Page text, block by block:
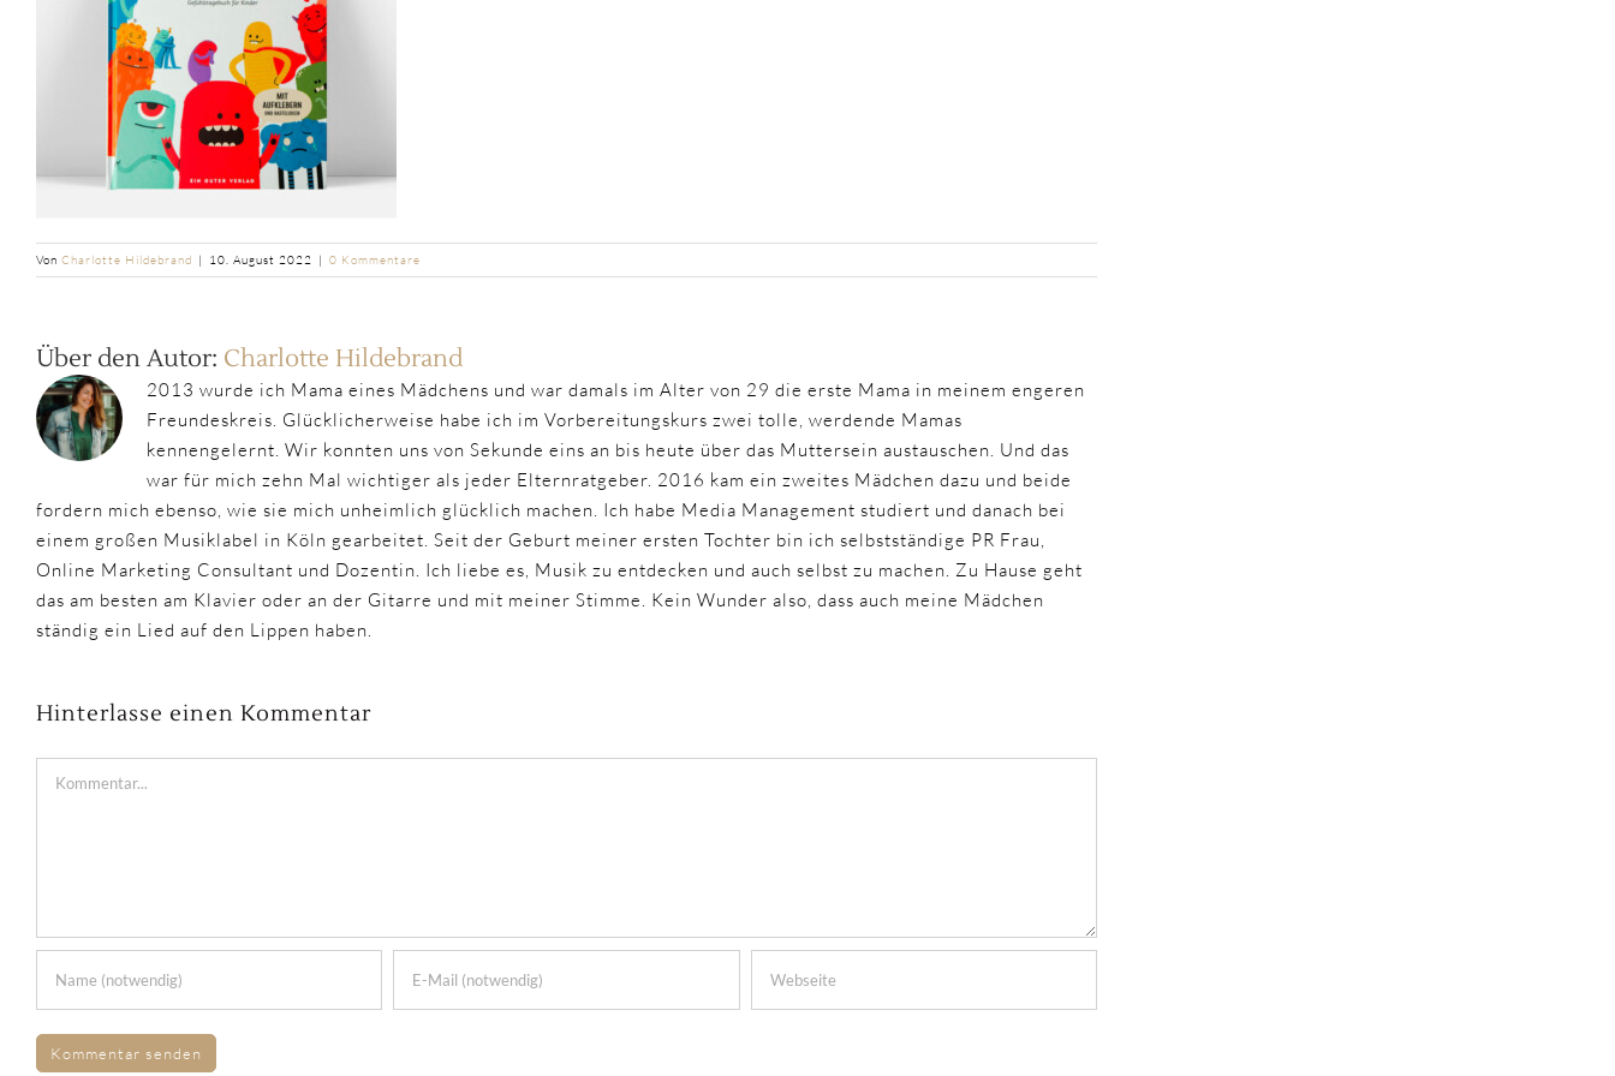
Von Charlotte Hildebrand | 10. August 2022 | 0 Kommentare
Über den Autor: Charlotte Hildebrand
2013 wurde ich Mama eines Mädchens und war damals im Alter von 29 die erste Mama in meinem engeren
Freundeskreis. Glücklicherweise habe ich im Vorbereitungskurs zwei tolle, werdende Mamas
kennengelernt. Wir konnten uns von Sekunde eins an bis heute über das Muttersein austauschen. Und das
war für mich zehn Mal wichtiger als jeder Elternratgeber. 2016 kam ein zweites Mädchen dazu und beide
fordern mich ebenso, wie sie mich unheimlich glücklich machen. Ich habe Media Management studiert und danach bei
einem großen Musiklabel in Köln gearbeitet. Seit der Geburt meiner ersten Tochter bin ich selbstständige PR Frau,
Online Marketing Consultant und Dozentin. Ich liebe es, Musik zu entdecken und auch selbst zu machen. Zu Hause geht
das am besten am Klavier oder an der Gitarre und mit meiner Stimme. Kein Wunder also, dass auch meine Mädchen
ständig ein Lied auf den Lippen haben.
Hinterlasse einen Kommentar
Kommentar